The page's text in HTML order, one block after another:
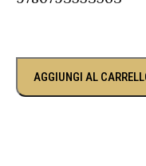
AGGIUNGI AL